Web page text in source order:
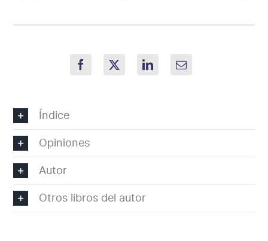
Índice
Opiniones
Autor
Otros libros del autor